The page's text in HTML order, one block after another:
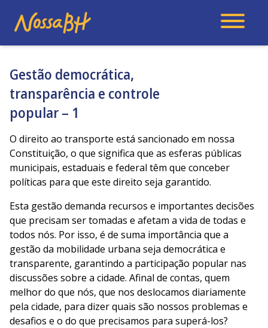
Gestão democrática,
transparência e controle
popular – 1
O direito ao transporte está sancionado em nossa
Constituição, o que significa que as esferas públicas
municipais, estaduais e federal têm que conceber
políticas para que este direito seja garantido.
Esta gestão demanda recursos e importantes decisões
que precisam ser tomadas e afetam a vida de todas e
todos nós. Por isso, é de suma importância que a
gestão da mobilidade urbana seja democrática e
transparente, garantindo a participação popular nas
discussões sobre a cidade. Afinal de contas, quem
melhor do que nós, que nos deslocamos diariamente
pela cidade, para dizer quais são nossos problemas e
desafios e o do que precisamos para superá-los?